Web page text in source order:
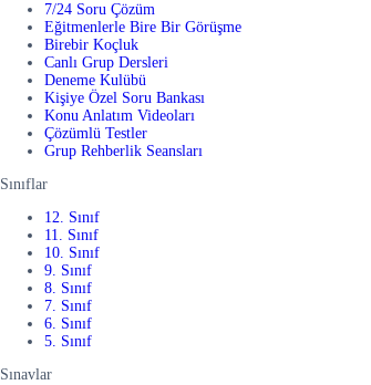
7/24 Soru Çözüm
Eğitmenlerle Bire Bir Görüşme
Birebir Koçluk
Canlı Grup Dersleri
Deneme Kulübü
Kişiye Özel Soru Bankası
Konu Anlatım Videoları
Çözümlü Testler
Grup Rehberlik Seansları
Sınıflar
12. Sınıf
11. Sınıf
10. Sınıf
9. Sınıf
8. Sınıf
7. Sınıf
6. Sınıf
5. Sınıf
Sınavlar